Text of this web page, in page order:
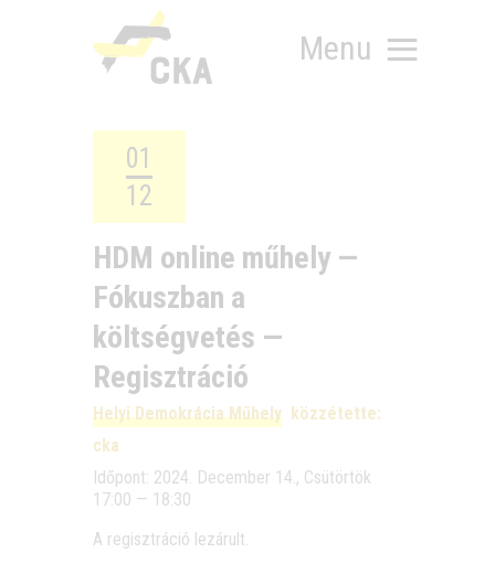
Menu
RÓLUNK
KÉPEZD MAGAD!
TÁMOGATÁS
TUDÁSTÁR
HÍREINK
01
12
HDM online műhely —
Fókuszban a
költségvetés —
Regisztráció
Helyi Demokrácia Műhely közzétette:
cka
Idő­pont: 2024. Decem­ber 14., Csü­tör­tök
17:00 — 18:30
A regiszt­rá­ció lezárult.